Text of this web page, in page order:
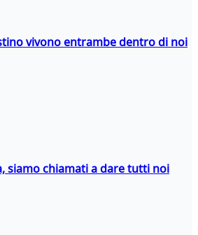
vivono entrambe dentro di noi
siamo chiamati a dare tutti noi